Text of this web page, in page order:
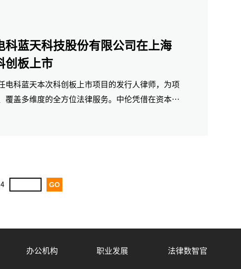
科蓝天科技股份有限公司在上海
创板上市
电科蓝天本次科创板上市项目的发行人律师，为项
覆盖多维度的全方位法律服务。中伦凭借在资本市
办公机构 职业发展 法律数智官